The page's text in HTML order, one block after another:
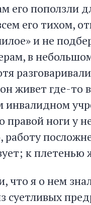
его поползли
его тихом,
и не
в
живет где-то
инвалидном
правой ноги у
работу
к плетенью
что я о нем
суетливых